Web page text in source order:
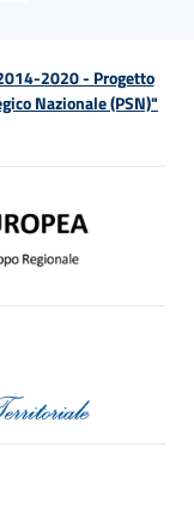
2020 - Progetto
Nazionale (PSN)"